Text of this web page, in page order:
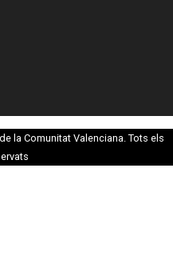
la Comunitat Valenciana. Tots els